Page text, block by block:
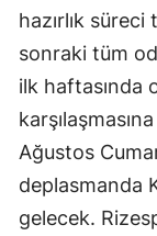
hazırlık
sonraki tüm
ilk haftasında
Ağustos
deplasmanda
gelecek.